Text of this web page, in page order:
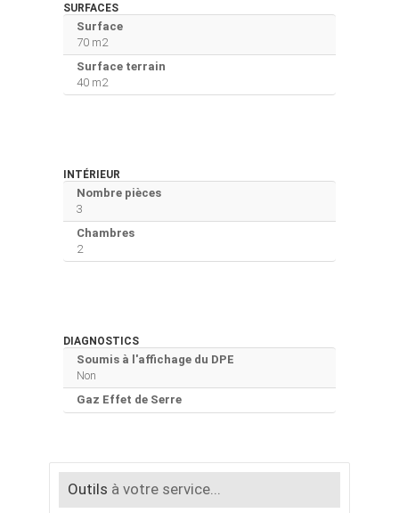
SURFACES
Surface
70 m2
Surface terrain
40 m2
INTÉRIEUR
Nombre pièces
3
Chambres
2
DIAGNOSTICS
Soumis à l'affichage du DPE
Non
Gaz Effet de Serre
Outils à votre service...